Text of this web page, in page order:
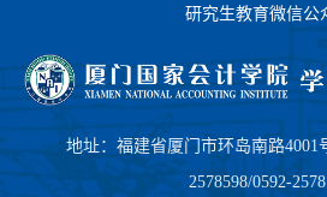
研究生教育微信公
地址：福建省厦门市环岛南路
2578598/0592-